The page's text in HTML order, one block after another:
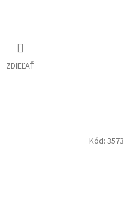
ZDIEĽAŤ
Kód: 3573